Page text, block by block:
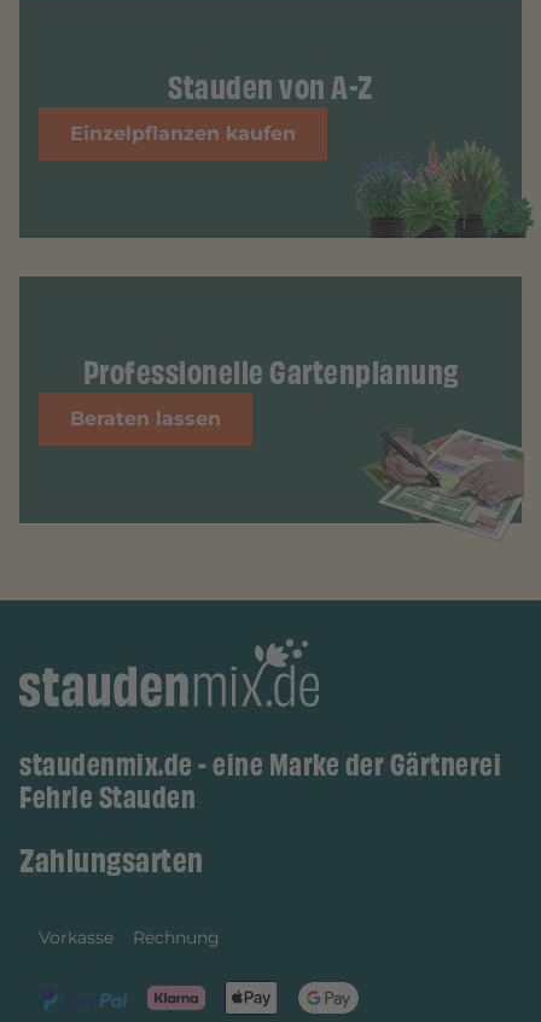
Stauden von A-Z
Einzelpflanzen kaufen
Professionelle Gartenplanung
Beraten lassen
staudenmix.de - eine Marke der Gärtnerei
Fehrle Stauden
Zahlungsarten
Vorkasse Rechnung